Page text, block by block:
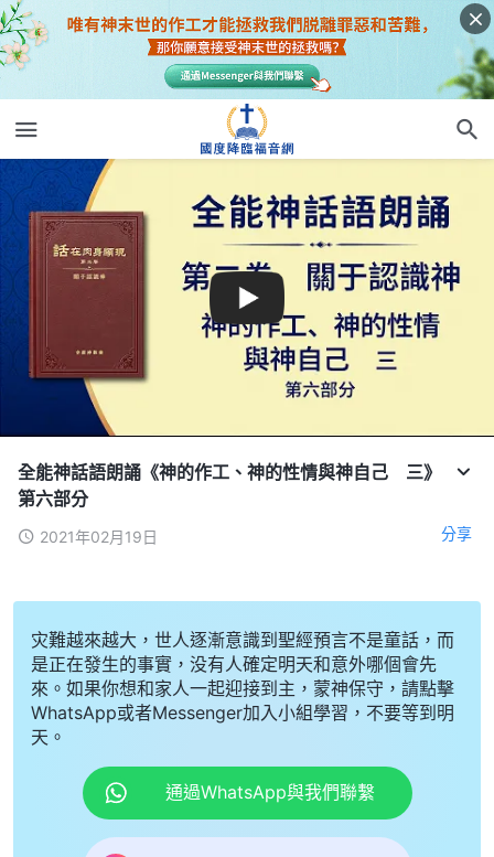
全能神話語朗誦《神的作工、神的性情與神自己 三》
第六部分
2021年02月19日 分享
灾難越來越大，世人逐漸意識到聖經預言不是童話，而
是正在發生的事實，没有人確定明天和意外哪個會先
來。如果你想和家人一起迎接到主，蒙神保守，請點擊
WhatsApp或者Messenger加入小組學習，不要等到明
天。
通過WhatsApp與我們聯繫